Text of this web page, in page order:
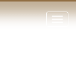
點